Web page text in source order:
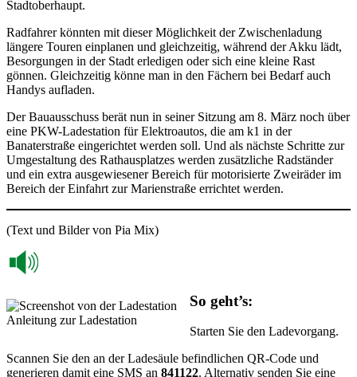
Stadtoberhaupt.
Radfahrer könnten mit dieser Möglichkeit der Zwischenladung
längere Touren einplanen und gleichzeitig, während der Akku lädt,
Besorgungen in der Stadt erledigen oder sich eine kleine Rast
gönnen. Gleichzeitig könne man in den Fächern bei Bedarf auch
Handys aufladen.
Der Bauausschuss berät nun in seiner Sitzung am 8. März noch über
eine PKW-Ladestation für Elektroautos, die am k1 in der
Banaterstraße eingerichtet werden soll. Und als nächste Schritte zur
Umgestaltung des Rathausplatzes werden zusätzliche Radständer
und ein extra ausgewiesener Bereich für motorisierte Zweiräder im
Bereich der Einfahrt zur Marienstraße errichtet werden.
(Text und Bilder von Pia Mix)
Anleitung zur Ladestation
So geht’s:
Starten Sie den Ladevorgang.
Scannen Sie den an der Ladesäule befindlichen QR-Code und
generieren damit eine SMS an 841122. Alternativ senden Sie eine